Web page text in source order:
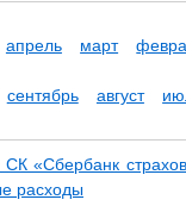
апрель март
сентябрь август
«Сбербанк
расходы